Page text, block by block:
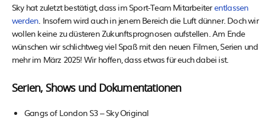
Sky hat zuletzt bestätigt, dass im Sport-Team Mitarbeiterentlassen
werden . Insofern wird auch in jenem Bereich die Luft dünner. Doch wir
wollen keine zu düsteren Zukunftsprognosen aufstellen. Am Ende
wünschen wir schlichtweg viel Spaß mit den neuen Filmen, Serien und
mehr im März 2025! Wir hoffen, dass etwas für euch dabei ist.
Serien, Shows und Dokumentationen
Gangs of London S3 – Sky Original